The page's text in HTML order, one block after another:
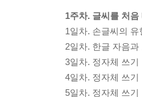
1주차. 글씨를 처음
1일차. 손글씨의 유
2일차. 한글 자음과
3일차. 정자체 쓰기
4일차. 정자체 쓰기
5일차. 정자체 쓰기